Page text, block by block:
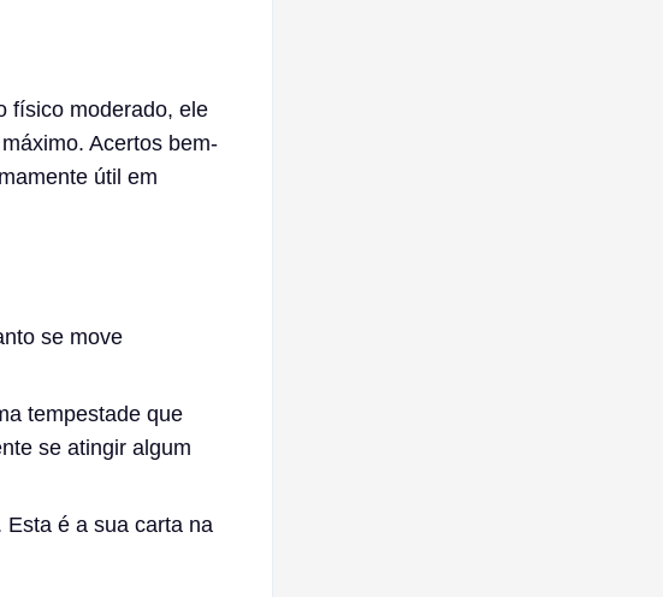
físico moderado, ele
Acertos bem-
útil em
se move
tempestade que
se atingir algum
é a sua carta na